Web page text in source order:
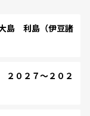
島 利島（伊豆諸
０２７～２０２